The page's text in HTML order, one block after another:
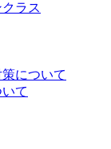
ラス
について
て